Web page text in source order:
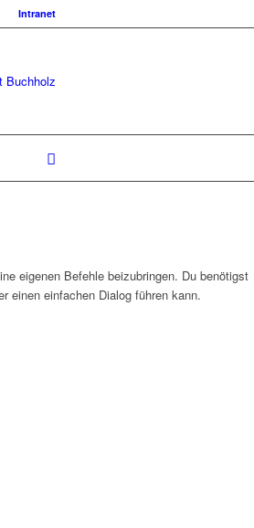
Intranet
eigenen Befehle beizubringen. Du benötigst
einen einfachen Dialog führen kann.